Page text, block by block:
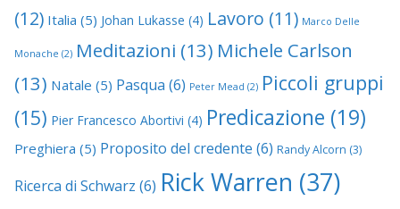
(12) Italia (5) Johan Lukasse (4) Lavoro (11) Marco Delle
Monache (2) Meditazioni (13) Michele Carlson
(13) Natale (5) Pasqua (6) Peter Mead (2) Piccoli gruppi
(15) Pier Francesco Abortivi (4) Predicazione (19)
Preghiera (5) Proposito del credente (6) Randy Alcorn (3)
Ricerca di Schwarz (6) Rick Warren (37)